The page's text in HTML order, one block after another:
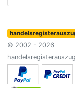
© 2002 - 2026